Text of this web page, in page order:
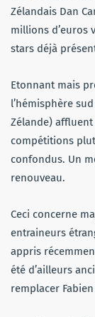
Zélandais Dan
millions d’euros
stars déjà
Etonnant mais
l’hémisphère
Zélande)
compétitions
confondus. Un
renouveau.
Ceci concerne
entraineurs
appris
été d’ailleurs
remplacer